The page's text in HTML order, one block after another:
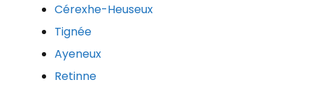
Cérexhe-Heuseux
Tignée
Ayeneux
Retinne